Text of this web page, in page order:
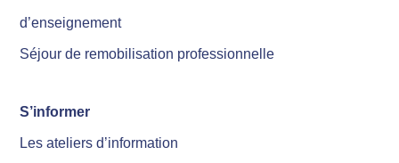
d’enseignement
Séjour de remobilisation professionnelle
S’informer
Les ateliers d’information